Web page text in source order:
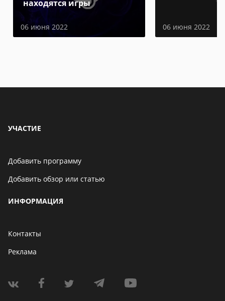
находятся игры
06 июня 2022 06 июня 2022
УЧАСТИЕ
Добавить программу
Добавить обзор или статью
ИНФОРМАЦИЯ
Контакты
Реклама